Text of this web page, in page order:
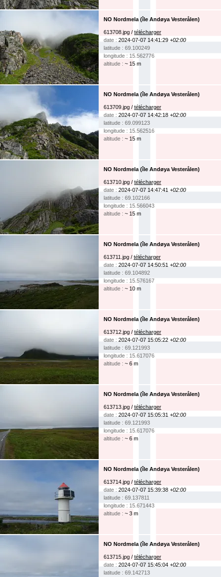
NO Nordmela (île Andøya Vesterålen)
613708.jpg / télécharger
date : 2024-07-07 14:41:29 +02:00
latitude : 69.100249
longitude : 15.562776
altitude : ~ 15 m
NO Nordmela (île Andøya Vesterålen)
613709.jpg / télécharger
date : 2024-07-07 14:42:18 +02:00
latitude : 69.099123
longitude : 15.562516
altitude : ~ 15 m
NO Nordmela (île Andøya Vesterålen)
613710.jpg / télécharger
date : 2024-07-07 14:47:41 +02:00
latitude : 69.102166
longitude : 15.566043
altitude : ~ 15 m
NO Nordmela (île Andøya Vesterålen)
613711.jpg / télécharger
date : 2024-07-07 14:50:51 +02:00
latitude : 69.104892
longitude : 15.576167
altitude : ~ 10 m
NO Nordmela (île Andøya Vesterålen)
613712.jpg / télécharger
date : 2024-07-07 15:05:22 +02:00
latitude : 69.121993
longitude : 15.617076
altitude : ~ 6 m
NO Nordmela (île Andøya Vesterålen)
613713.jpg / télécharger
date : 2024-07-07 15:05:31 +02:00
latitude : 69.121993
longitude : 15.617076
altitude : ~ 6 m
NO Nordmela (île Andøya Vesterålen)
613714.jpg / télécharger
date : 2024-07-07 15:39:38 +02:00
latitude : 69.137811
longitude : 15.671443
altitude : ~ 3 m
NO Nordmela (île Andøya Vesterålen)
613715.jpg / télécharger
date : 2024-07-07 15:45:04 +02:00
latitude : 69.142713